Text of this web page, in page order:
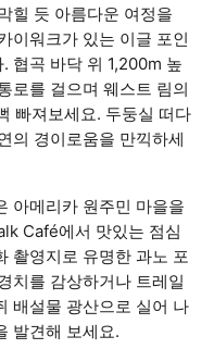
힐 듯 아름다운 여정을
이워크가 있는 이글 포인
협곡 바닥 위 1,200m 높
로를 걸으며 웨스트 림의
빠져보세요. 두둥실 떠다
의 경이로움을 만끽하세
아메리카 원주민 마을을
Café에서 맛있는 점심
촬영지로 유명한 과노 포
치를 감상하거나 트레일
배설물 광산으로 실어 나
발견해 보세요.